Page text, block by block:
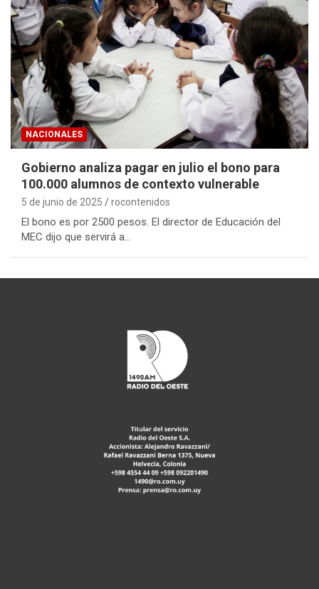
NACIONALES
Gobierno analiza pagar en julio el bono para
100.000 alumnos de contexto vulnerable
5 de junio de 2025 rocontenidos
El bono es por 2500 pesos. El director de Educación del
MEC dijo que servirá a…